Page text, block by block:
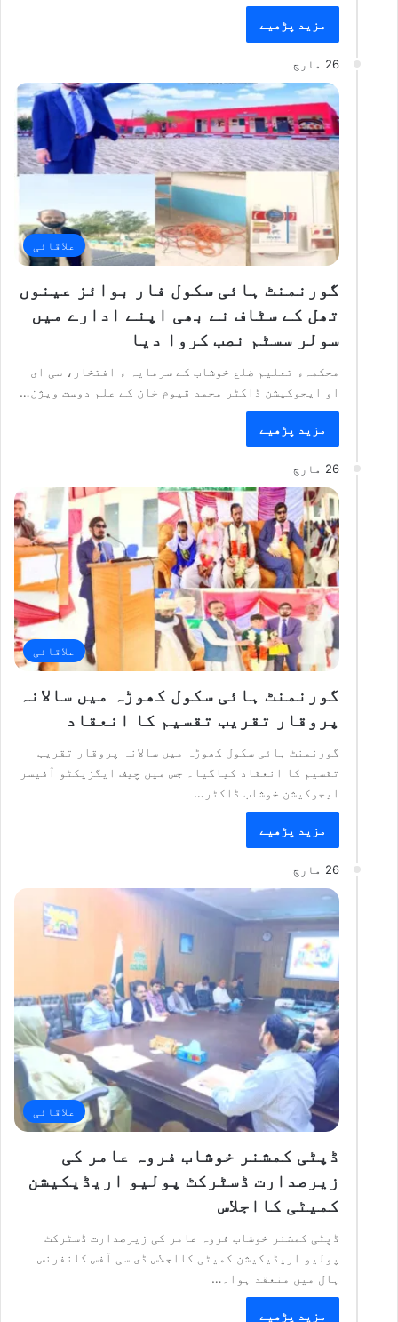
مزید پڑھیے
26 مارچ
علاقائی
گورنمنٹ ہائی سکول فار بوائز عینوں
تھل کے سٹاف نے بھی اپنے ادارے میں
سولر سسٹم نصب کروا دیا
محکمہء تعلیم ضلع خوشاب کے سرمایہ ء افتخار، سی ای
او ایجوکیشن ڈاکٹر محمد قیوم خان کے علم دوست ویژن…
مزید پڑھیے
26 مارچ
علاقائی
گورنمنٹ ہائی سکول کھوڑہ میں سالانہ
پروقار تقریب تقسیم کا انعقاد
گورنمنٹ ہائی سکول کھوڑہ میں سالانہ پروقار تقریب
تقسیم کا انعقاد کیاگیا۔ جس میں چیف ایگزیکٹو آفیسر
ایجوکیشن خوشاب ڈاکٹر…
مزید پڑھیے
26 مارچ
علاقائی
ڈپٹی کمشنر خوشاب فروہ عامر کی
زیرصدارت ڈسٹرکٹ پولیو اریڈیکیشن
کمیٹی کااجلاس
ڈپٹی کمشنر خوشاب فروہ عامر کی زیرصدارت ڈسٹرکٹ
پولیو اریڈیکیشن کمیٹی کااجلاس ڈی سی آفس کانفرنس
ہال میں منعقد ہوا۔…
مزید پڑھیے